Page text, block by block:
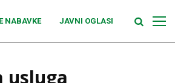
NABAVKE JAVNI OGLASI
usluga